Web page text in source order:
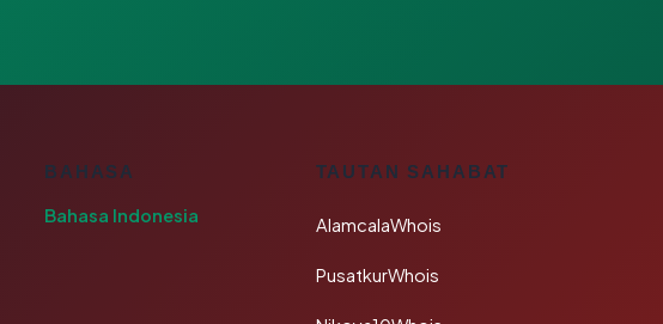
BAHASA
Bahasa Indonesia
TAUTAN SAHABAT
AlamcalaWhois
PusatkurWhois